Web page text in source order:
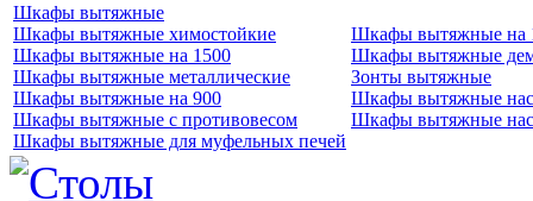
Шкафы вытяжные
Шкафы вытяжные химостойкие
Шкафы вытяжные на 1500
Шкафы вытяжные металлические
Шкафы вытяжные на 900
Шкафы вытяжные с противовесом
Шкафы вытяжные для муфельных печей
Шкафы вытяжные на
Шкафы вытяжные
Зонты вытяжные
Шкафы вытяжные
Шкафы вытяжные